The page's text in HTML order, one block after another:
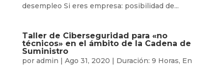
desempleo Si eres empresa: posibilidad de...
Taller de Ciberseguridad para «no
técnicos» en el ámbito de la Cadena de
Suministro
por admin | Ago 31, 2020 | Duración: 9 Horas, En